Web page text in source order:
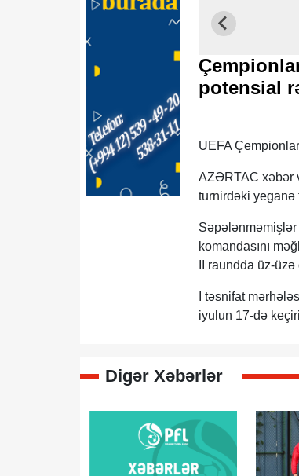
potensial
UEFA
AZƏRTAC xəbər
turnirdəki yeganə
komandasını
II raundda üz-
I təsnifat
iyulun 17-də
Digər Xəbərlər